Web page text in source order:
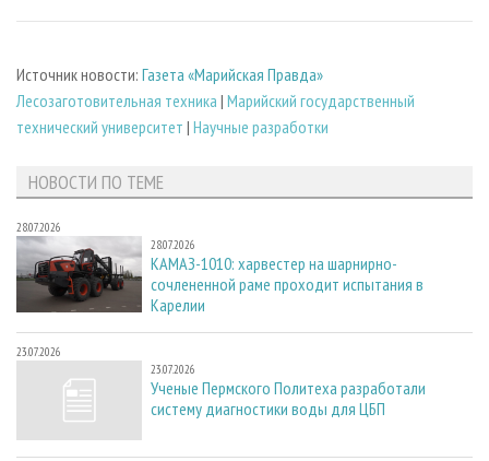
Источник новости: Газета «Марийская Правда»
Лесозаготовительная техника | Марийский государственный
технический университет | Научные разработки
НОВОСТИ ПО ТЕМЕ
28.07.2026
28.07.2026
КАМАЗ-1010: харвестер на шарнирно-
сочлененной раме проходит испытания в
Карелии
23.07.2026
23.07.2026
Ученые Пермского Политеха разработали
систему диагностики воды для ЦБП